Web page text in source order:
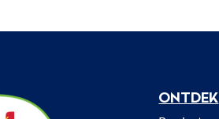
Menu
ONTDEK